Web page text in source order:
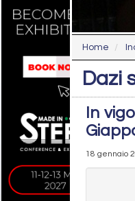
Home
Dazi
In
18 gennaio